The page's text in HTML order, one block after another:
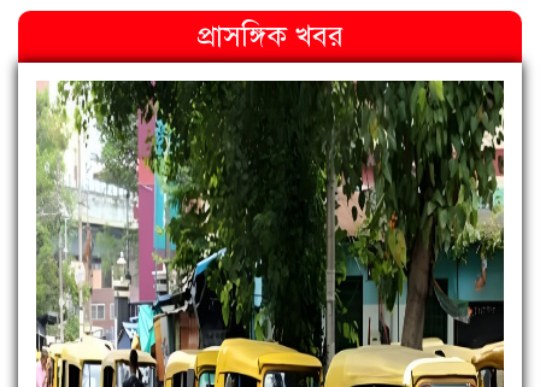
প্রাসঙ্গিক খবর